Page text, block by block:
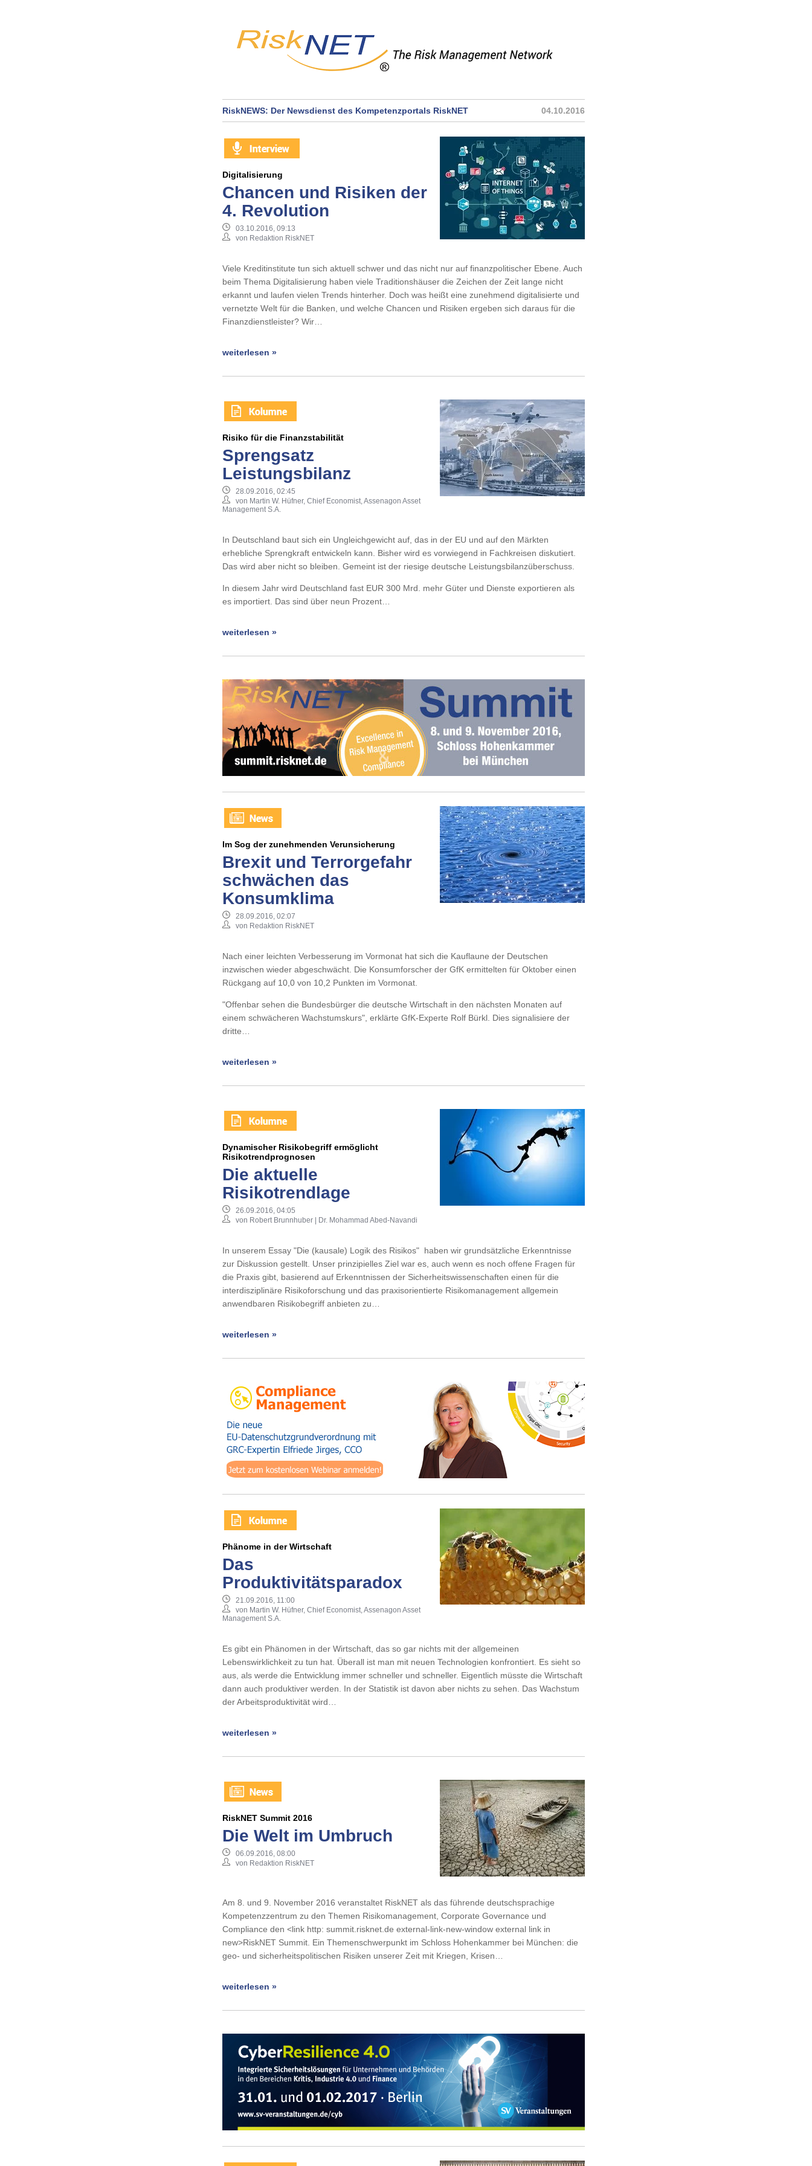
RiskNEWS: Der Newsdienst des Kompetenzportals RiskNET 04.10.2016
Digitalisierung
Chancen und Risiken der
4. Revolution
03.10.2016, 09:13
von Redaktion RiskNET
Viele Kreditinstitute tun sich aktuell schwer und das nicht nur auf finanzpolitischer Ebene. Auch
beim Thema Digitalisierung haben viele Traditionshäuser die Zeichen der Zeit lange nicht
erkannt und laufen vielen Trends hinterher. Doch was heißt eine zunehmend digitalisierte und
vernetzte Welt für die Banken, und welche Chancen und Risiken ergeben sich daraus für die
Finanzdienstleister? Wir…
weiterlesen »
Risiko für die Finanzstabilität
Sprengsatz
Leistungsbilanz
28.09.2016, 02:45
von Martin W. Hüfner, Chief Economist, Assenagon Asset
Management S.A.
In Deutschland baut sich ein Ungleichgewicht auf, das in der EU und auf den Märkten
erhebliche Sprengkraft entwickeln kann. Bisher wird es vorwiegend in Fachkreisen diskutiert.
Das wird aber nicht so bleiben. Gemeint ist der riesige deutsche Leistungsbilanzüberschuss.
In diesem Jahr wird Deutschland fast EUR 300 Mrd. mehr Güter und Dienste exportieren als
es importiert. Das sind über neun Prozent…
weiterlesen »
Im Sog der zunehmenden Verunsicherung
Brexit und Terrorgefahr
schwächen das
Konsumklima
28.09.2016, 02:07
von Redaktion RiskNET
Nach einer leichten Verbesserung im Vormonat hat sich die Kauflaune der Deutschen
inzwischen wieder abgeschwächt. Die Konsumforscher der GfK ermittelten für Oktober einen
Rückgang auf 10,0 von 10,2 Punkten im Vormonat.
"Offenbar sehen die Bundesbürger die deutsche Wirtschaft in den nächsten Monaten auf
einem schwächeren Wachstumskurs", erklärte GfK-Experte Rolf Bürkl. Dies signalisiere der
dritte…
weiterlesen »
Dynamischer Risikobegriff ermöglicht
Risikotrendprognosen
Die aktuelle
Risikotrendlage
26.09.2016, 04:05
von Robert Brunnhuber | Dr. Mohammad Abed-Navandi
In unserem Essay "Die (kausale) Logik des Risikos" haben wir grundsätzliche Erkenntnisse
zur Diskussion gestellt. Unser prinzipielles Ziel war es, auch wenn es noch offene Fragen für
die Praxis gibt, basierend auf Erkenntnissen der Sicherheitswissenschaften einen für die
interdisziplinäre Risikoforschung und das praxisorientierte Risikomanagement allgemein
anwendbaren Risikobegriff anbieten zu…
weiterlesen »
Phänome in der Wirtschaft
Das
Produktivitätsparadox
21.09.2016, 11:00
von Martin W. Hüfner, Chief Economist, Assenagon Asset
Management S.A.
Es gibt ein Phänomen in der Wirtschaft, das so gar nichts mit der allgemeinen
Lebenswirklichkeit zu tun hat. Überall ist man mit neuen Technologien konfrontiert. Es sieht so
aus, als werde die Entwicklung immer schneller und schneller. Eigentlich müsste die Wirtschaft
dann auch produktiver werden. In der Statistik ist davon aber nichts zu sehen. Das Wachstum
der Arbeitsproduktivität wird…
weiterlesen »
RiskNET Summit 2016
Die Welt im Umbruch
06.09.2016, 08:00
von Redaktion RiskNET
Am 8. und 9. November 2016 veranstaltet RiskNET als das führende deutschsprachige
Kompetenzzentrum zu den Themen Risikomanagement, Corporate Governance und
Compliance den <link http: summit.risknet.de external-link-new-window external link in
new>RiskNET Summit. Ein Themenschwerpunkt im Schloss Hohenkammer bei München: die
geo- und sicherheitspolitischen Risiken unserer Zeit mit Kriegen, Krisen…
weiterlesen »